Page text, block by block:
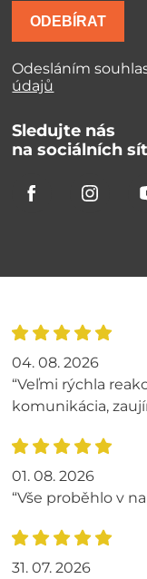
ODEBÍRAT
Odesláním
údajů
Sledujte nás
na sociálních
04. 08. 2026
“Veľmi rýchla
komunikácia,
01. 08. 2026
“Vše proběhlo v
31. 07. 2026